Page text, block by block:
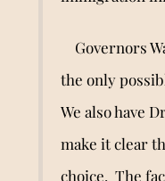
Governors
the only
We also have
make it clear
choice. The